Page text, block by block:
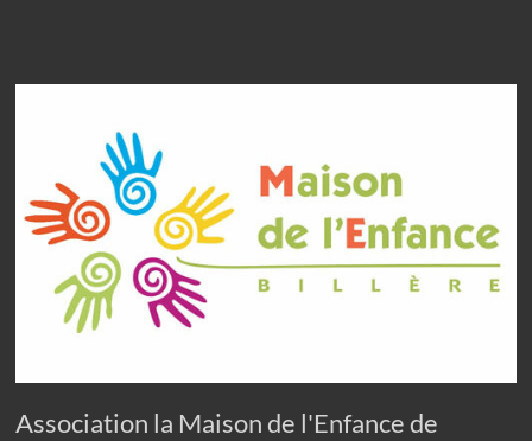
Association la Maison de l'Enfance de